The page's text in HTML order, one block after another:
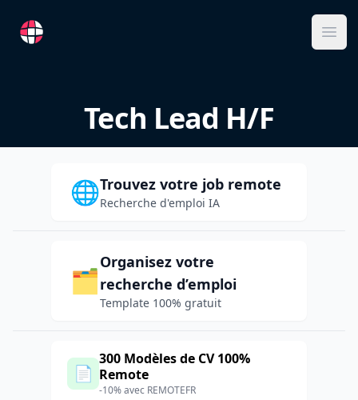
RemoteFR
Tech Lead H/F
🌐Trouvez votre job remote
Recherche d'emploi IA
🗂️
Organisez votre
recherche d’emploi
Template 100% gratuit
📄
300 Modèles de CV 100%
Remote
-10% avec REMOTEFR